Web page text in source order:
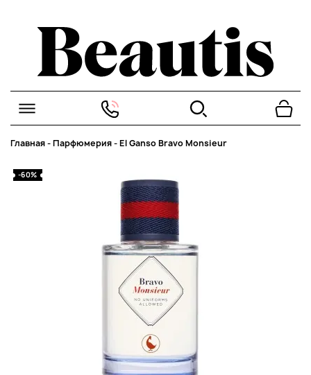
Главная-Парфюмерия-El Ganso Bravo Monsieur
-60%